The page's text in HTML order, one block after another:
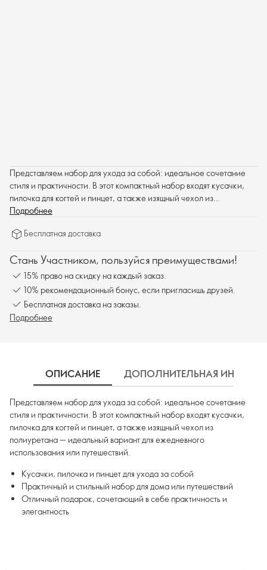
Представляем набор для ухода за собой: идеальное сочетание
стиля и практичности. В этот компактный набор входят кусачки,
пилочка для когтей и пинцет, а также изящный чехол из
полиуретана — идеальный вариант для ежедневного
Подробнее
Бесплатная доставка
Стань Участником, пользуйся преимуществами!
15% право на скидку на каждый заказ.
10% рекомендационный бонус, если пригласишь друзей.
Бесплатная доставка на заказы.
Подробнее
ОПИСАНИЕ ДОПОЛНИТЕЛЬНАЯ
Представляем набор для ухода за собой: идеальное сочетание
стиля и практичности. В этот компактный набор входят кусачки,
пилочка для когтей и пинцет, а также изящный чехол из
полиуретана — идеальный вариант для ежедневного
использования или путешествий.
Кусачки, пилочка и пинцет для ухода за собой
Практичный и стильный набор для дома или путешествий
Отличный подарок, сочетающий в себе практичность и
элегантность